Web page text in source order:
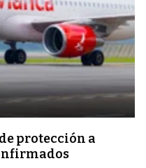
protección a